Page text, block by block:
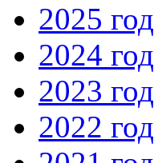
2025 год
2024 год
2023 год
2022 год